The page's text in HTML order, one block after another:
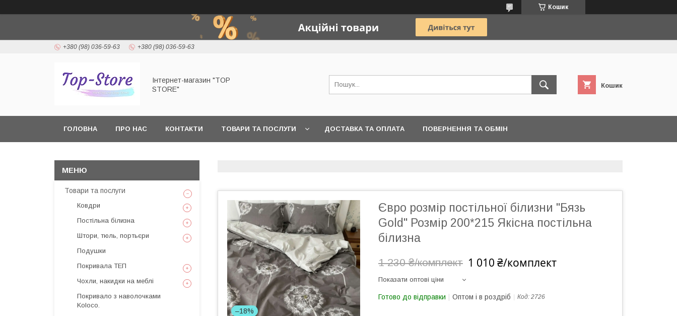
Кошик
+380 (98) 036-59-63 +380 (98) 036-59-63
Інтернет-магазин "TOP
STORE"
Кошик
ГОЛОВНА ПРО НАС КОНТАКТИ ТОВАРИ ТА ПОСЛУГИ ДОСТАВКА ТА ОПЛАТА ПОВЕРНЕННЯ ТА ОБМІН
–18%
Євро розмір постільної білизни "Бязь
Gold" Розмір 200*215 Якісна постільна
білизна
1 230 ₴/комплект 1 010 ₴/комплект
Показати оптові ціни
Готово до відправки Оптом і в роздріб Код: 2726
Товари та послуги
Ковдри
Постільна білизна
Штори, тюль, портьєри
Подушки
Покривала ТЕП
Чохли, накидки на меблі
Покривало з наволочками
Koloco.